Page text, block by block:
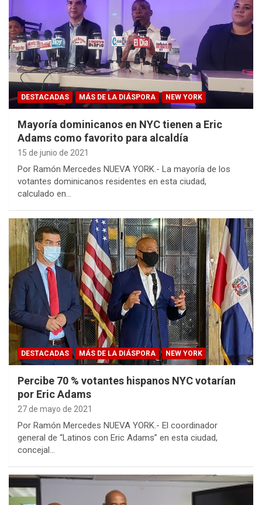
DESTACADAS MÁS DE LA DIÁSPORA NEW YORK
Mayoría dominicanos en NYC tienen a Eric
Adams como favorito para alcaldía
15 de junio de 2021
Por Ramón Mercedes NUEVA YORK.- La mayoría de los
votantes dominicanos residentes en esta ciudad,
calculado en…
DESTACADAS MÁS DE LA DIÁSPORA NEW YORK
Percibe 70 % votantes hispanos NYC votarían
por Eric Adams
27 de mayo de 2021
Por Ramón Mercedes NUEVA YORK.- El coordinador
general de “Latinos con Eric Adams” en esta ciudad,
concejal…